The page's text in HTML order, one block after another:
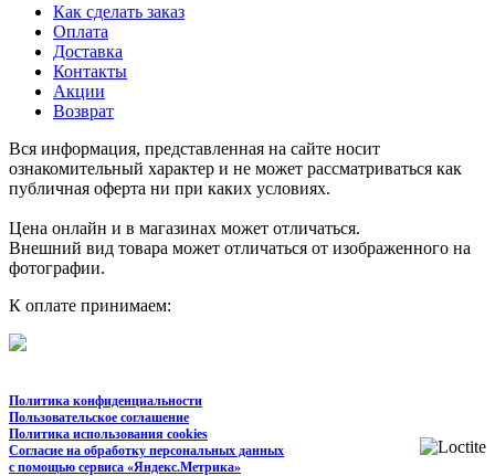
Как сделать заказ
Оплата
Доставка
Контакты
Акции
Возврат
Вся информация, представленная на сайте носит
ознакомительный характер и не может рассматриваться как
публичная оферта ни при каких условиях.
Цена онлайн и в магазинах может отличаться.
Внешний вид товара может отличаться от изображенного на
фотографии.
К оплате принимаем:
Политика конфиденциальности
Пользовательское соглашение
Политика использования cookies
Согласие на обработку персональных данных
с помощью сервиса «Яндекс.Метрика»